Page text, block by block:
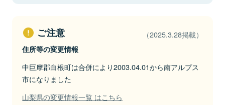
ご注意 （2025.3.28掲載）
住所等の変更情報
中巨摩郡白根町は合併により2003.04.01から南アルプス
市になりました
山梨県の変更情報一覧 はこちら